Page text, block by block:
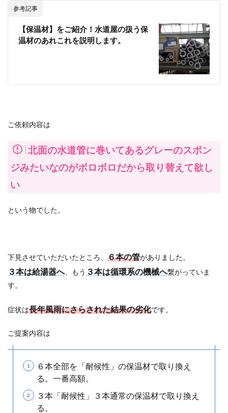
参考記事
【保温材】をご紹介！水道屋の扱う保
温材のあれこれを説明します。
ご依頼内容は
北面の水道管に巻いてあるグレーのスポン
ジみたいなのがボロボロだから取り替えて欲し
い
という物でした。
下見させていただいたところ、 ６本の管がありました。
３本は給湯器へ、もう ３本は循環系の機械へ繋がっていま
す。
症状は長年風雨にさらされた結果の劣化です。
ご提案内容は
６本全部を「耐候性」の保温材で取り換え
る。一番高額。
３本「耐候性」３本通常の保温材で取り換え
る。